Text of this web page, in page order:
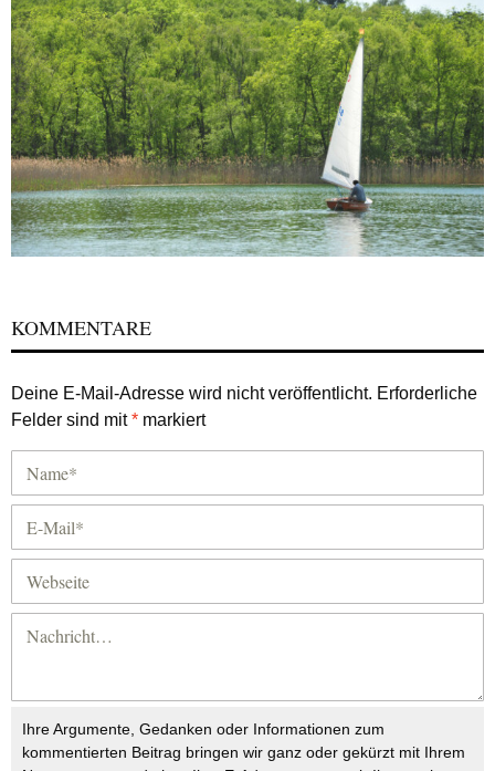
KOMMENTARE
Deine E-Mail-Adresse wird nicht veröffentlicht. Erforderliche
Felder sind mit* markiert
Ihre Argumente, Gedanken oder Informationen zum
kommentierten Beitrag bringen wir ganz oder gekürzt mit Ihrem